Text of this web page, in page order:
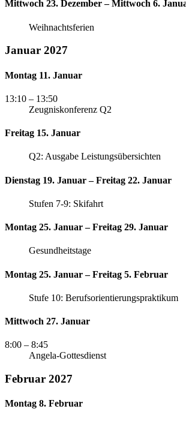
Mittwoch 23. Dezember – Mittwoch 6.
Weihnachtsferien
Januar 2027
Montag 11. Januar
13:10 – 13:50
Zeugniskonferenz Q2
Freitag 15. Januar
Q2: Ausgabe Leistungsübersichten
Dienstag 19. Januar – Freitag 22. Januar
Stufen 7-9: Skifahrt
Montag 25. Januar – Freitag 29. Januar
Gesundheitstage
Montag 25. Januar – Freitag 5. Februar
Stufe 10: Berufsorientierungspraktikum
Mittwoch 27. Januar
8:00 – 8:45
Angela-Gottesdienst
Februar 2027
Montag 8. Februar